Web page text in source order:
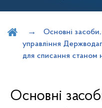
Основні
управління
для списання станом
Основні